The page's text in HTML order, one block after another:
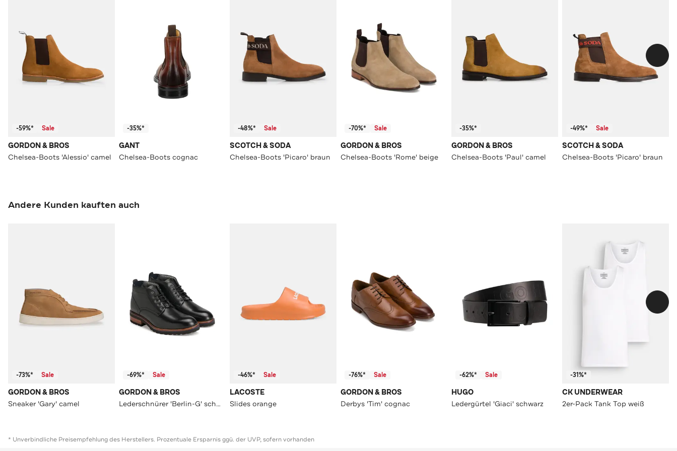
-59%* Sale
GORDON & BROS
Chelsea-Boots 'Alessio' camel
-35%*
GANT
Chelsea-Boots cognac
-48%* Sale
SCOTCH & SODA
Chelsea-Boots 'Picaro' braun
-70%* Sale
GORDON & BROS
Chelsea-Boots 'Rome' beige
-35%*
GORDON & BROS
Chelsea-Boots 'Paul' camel
-49%* Sale
SCOTCH & SODA
Chelsea-Boots 'Picaro' braun
Andere Kunden kauften auch
-73%* Sale
GORDON & BROS
Sneaker 'Gary' camel
-69%* Sale
GORDON & BROS
Lederschnürer 'Berlin-G' schwarz
-46%* Sale
LACOSTE
Slides orange
-76%* Sale
GORDON & BROS
Derbys 'Tim' cognac
-62%* Sale
HUGO
Ledergürtel 'Giaci' schwarz
-31%*
CK UNDERWEAR
2er-Pack Tank Top weiß
* Unverbindliche Preisempfehlung des Herstellers. Prozentuale Ersparnis ggü. der UVP, sofern vorhanden